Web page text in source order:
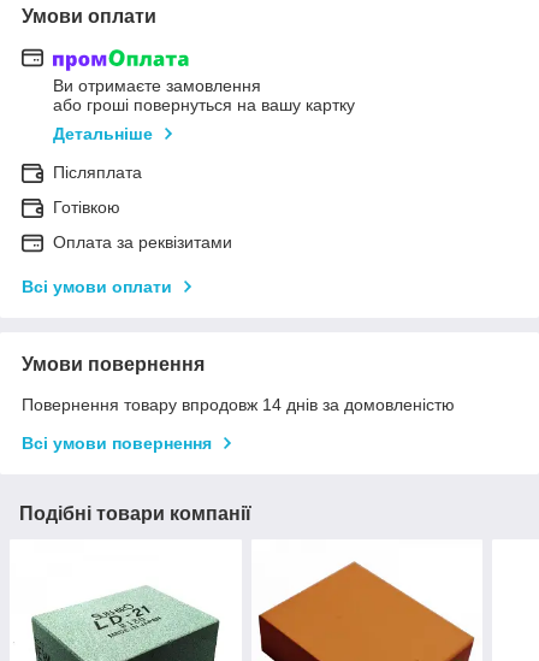
Умови оплати
Ви отримаєте замовлення
або гроші повернуться на вашу картку
Детальніше
Післяплата
Готівкою
Оплата за реквізитами
Всі умови оплати
Умови повернення
Повернення товару впродовж 14 днів за домовленістю
Всі умови повернення
Подібні товари компанії